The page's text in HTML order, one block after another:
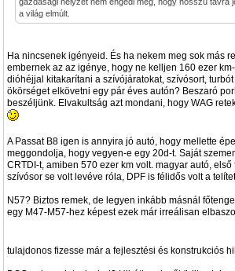
a világ elmúlt.
Ha nincsenek igényeid. És ha nekem meg sok más
embernek az az igénye, hogy ne kelljen 160 ezer
dióhéjjal kitakarítani a szívójáratokat, szívósort,
ökörséget elkövetni egy pár éves autón? Beszaró
beszéljünk. Elvakultság azt mondani, hogy WAG
A Passat B8 igen is annyira jó autó, hogy mellette
meggondolja, hogy vegyen-e egy 20d-t. Saját
CRTDI-t, amiben 570 ezer km volt. magyar autó,
szívósor se volt levéve róla, DPF is félidős volt a
N57? Biztos remek, de legyen inkább másnál
egy M47-M57-hez képest ezek már irreálisan
tulajdonos fizesse már a fejlesztési és konstrukciós